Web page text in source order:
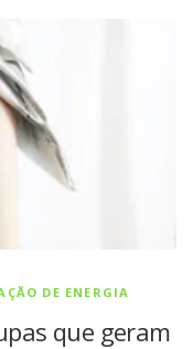
DE ENERGIA
que geram